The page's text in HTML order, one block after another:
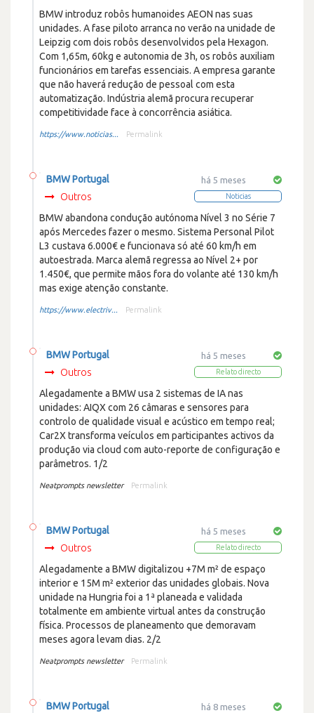
BMW introduz robôs humanoides AEON nas suas
unidades. A fase piloto arranca no verão na unidade de
Leipzig com dois robôs desenvolvidos pela Hexagon.
Com 1,65m, 60kg e autonomia de 3h, os robôs auxiliam
funcionários em tarefas essenciais. A empresa garante
que não haverá redução de pessoal com esta
automatização. Indústria alemã procura recuperar
competitividade face à concorrência asiática.
https://www.noticias... Permalink
há 5 meses
Noticias
BMW Portugal
Outros
BMW abandona condução autónoma Nível 3 no Série 7
após Mercedes fazer o mesmo. Sistema Personal Pilot
L3 custava 6.000€ e funcionava só até 60 km/h em
autoestrada. Marca alemã regressa ao Nível 2+ por
1.450€, que permite mãos fora do volante até 130 km/h
mas exige atenção constante.
https://www.electriv... Permalink
há 5 meses
Relato directo
BMW Portugal
Outros
Alegadamente a BMW usa 2 sistemas de IA nas
unidades: AIQX com 26 câmaras e sensores para
controlo de qualidade visual e acústico em tempo real;
Car2X transforma veículos em participantes activos da
produção via cloud com auto-reporte de configuração e
parâmetros. 1/2
Neatprompts newsletter Permalink
há 5 meses
Relato directo
BMW Portugal
Outros
Alegadamente a BMW digitalizou +7M m² de espaço
interior e 15M m² exterior das unidades globais. Nova
unidade na Hungria foi a 1ª planeada e validada
totalmente em ambiente virtual antes da construção
física. Processos de planeamento que demoravam
meses agora levam dias. 2/2
Neatprompts newsletter Permalink
há 8 meses
BMW Portugal